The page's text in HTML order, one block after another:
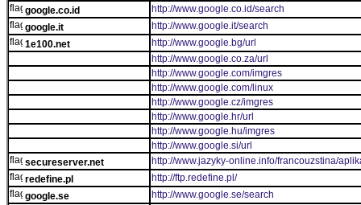
google.co.id
http://www.google.co.id/search
google.it
http://www.google.it/search
1e100.net
http://www.google.bg/url
http://www.google.co.za/url
http://www.google.com/imgres
http://www.google.com/linux
http://www.google.cz/imgres
http://www.google.hr/url
http://www.google.hu/imgres
http://www.google.si/url
secureserver.net
http://www.jazyky-online.info/francouzstina/
redefine.pl
http://ftp.redefine.pl/
google.se
http://www.google.se/search